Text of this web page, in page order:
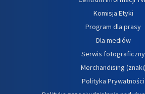
Komisja Etyki
Program dla prasy
Dla mediów
Serwis fotograficzny
Merchandising (znaki)
Polityka Prywatności